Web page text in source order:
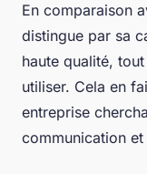
En comparaison
distingue par sa
haute qualité,
utiliser. Cela en
entreprise
communication